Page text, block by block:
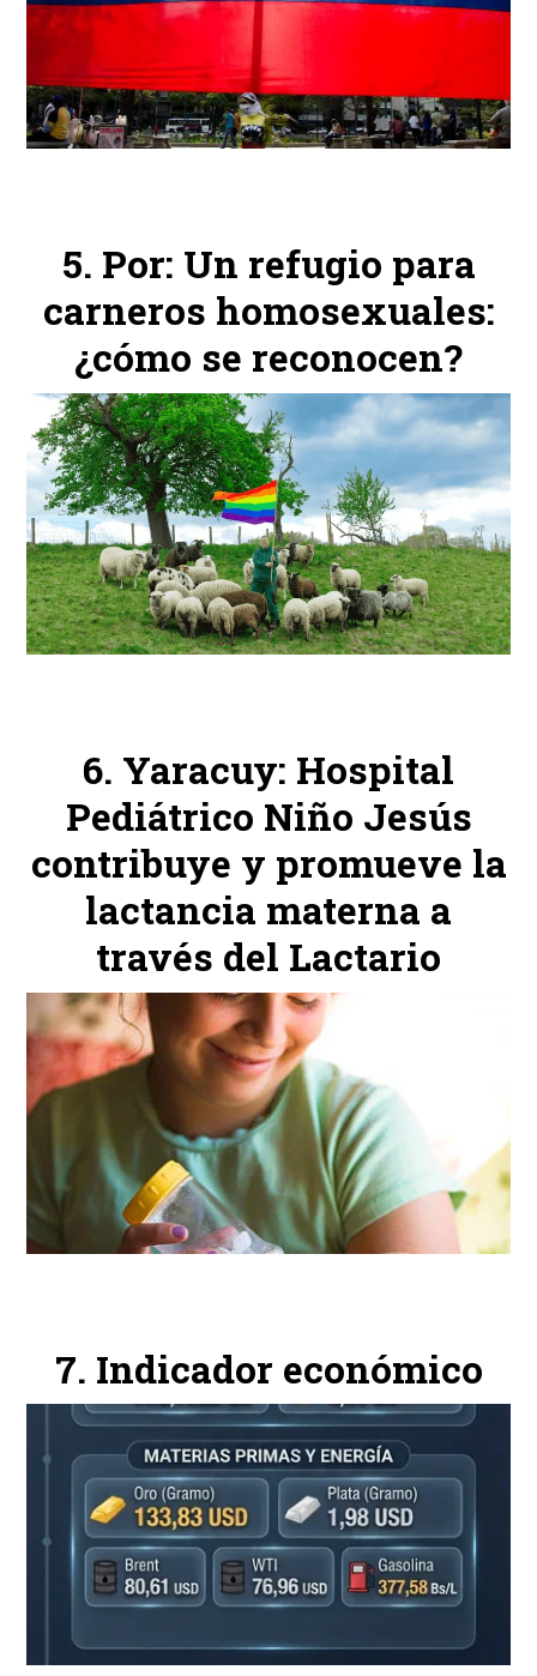
Por: Un refugio para
carneros homosexuales:
¿cómo se reconocen?
Yaracuy: Hospital
Pediátrico Niño Jesús
contribuye y promueve la
lactancia materna a
través del Lactario
Indicador económico